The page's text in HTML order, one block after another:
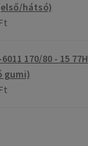
hátsó)
170/80 - 15 77H
gumi)